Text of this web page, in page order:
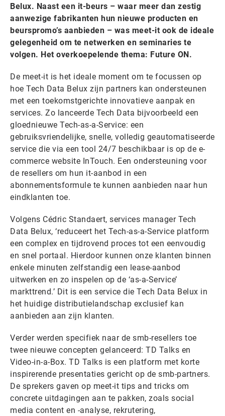
Belux. Naast een it-beurs – waar meer dan zestig
aanwezige fabrikanten hun nieuwe producten en
beurspromo’s aanbieden – was meet-it ook de ideale
gelegenheid om te netwerken en seminaries te
volgen. Het overkoepelende thema: Future ON.
De meet-it is het ideale moment om te focussen op
hoe Tech Data Belux zijn partners kan ondersteunen
met een toekomstgerichte innovatieve aanpak en
services. Zo lanceerde Tech Data bijvoorbeeld een
gloednieuwe Tech-as-a-Service: een
gebruiksvriendelijke, snelle, volledig geautomatiseerde
service die via een tool 24/7 beschikbaar is op de e-
commerce website InTouch. Een ondersteuning voor
de resellers om hun it-aanbod in een
abonnementsformule te kunnen aanbieden naar hun
eindklanten toe.
Volgens Cédric Standaert, services manager Tech
Data Belux, ‘reduceert het Tech-as-a-Service platform
een complex en tijdrovend proces tot een eenvoudig
en snel portaal. Hierdoor kunnen onze klanten binnen
enkele minuten zelfstandig een lease-aanbod
uitwerken en zo inspelen op de ‘as-a-Service’
markttrend.’ Dit is een service die Tech Data Belux in
het huidige distributielandschap exclusief kan
aanbieden aan zijn klanten.
Verder werden specifiek naar de smb-resellers toe
twee nieuwe concepten gelanceerd: TD Talks en
Video-in-a-Box. TD Talks is een platform met korte
inspirerende presentaties gericht op de smb-partners.
De sprekers gaven op meet-it tips and tricks om
concrete uitdagingen aan te pakken, zoals social
media content en -analyse, rekrutering,